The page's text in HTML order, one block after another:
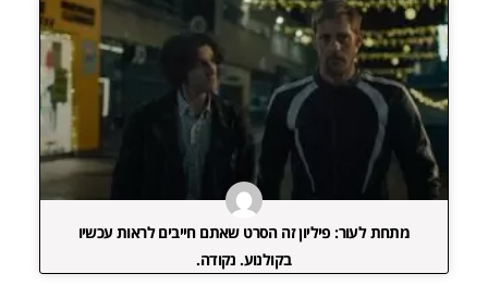
מתחת לעור: פיליון זה הסרט שאתם חייבים לראות עכשיו
בקולנוע. נקודה.